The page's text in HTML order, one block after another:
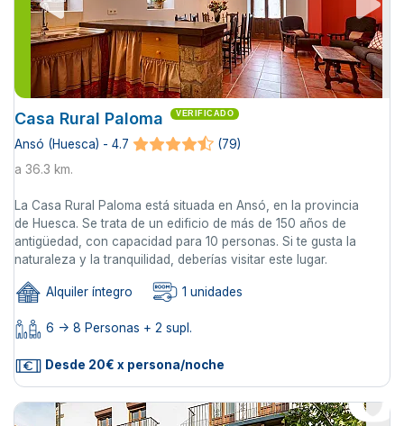
Casa Rural Paloma VERIFICADO
Ansó (Huesca) - 4.7
(79)
a 36.3 km.
La Casa Rural Paloma está situada en Ansó, en la provincia
de Huesca. Se trata de un edificio de más de 150 años de
antigüedad, con capacidad para 10 personas. Si te gusta la
naturaleza y la tranquilidad, deberías visitar este lugar.
Alquiler íntegro 1 unidades
6 -> 8 Personas + 2 supl.
Desde 20€ x persona/noche